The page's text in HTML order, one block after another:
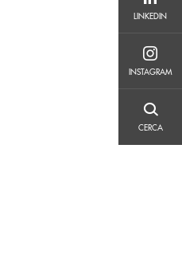
LINKEDIN
INSTAGRAM
CERCA